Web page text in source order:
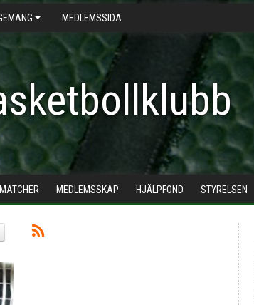
MEDLEMSSIDA
MATCHER MEDLEMSSKAP HJÄLPFOND STYRELSEN